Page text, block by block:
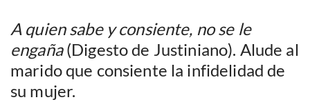
A quien sabe y consiente, no se le
engaña(Digesto de Justiniano). Alude al
marido que consiente la infidelidad de
su mujer.